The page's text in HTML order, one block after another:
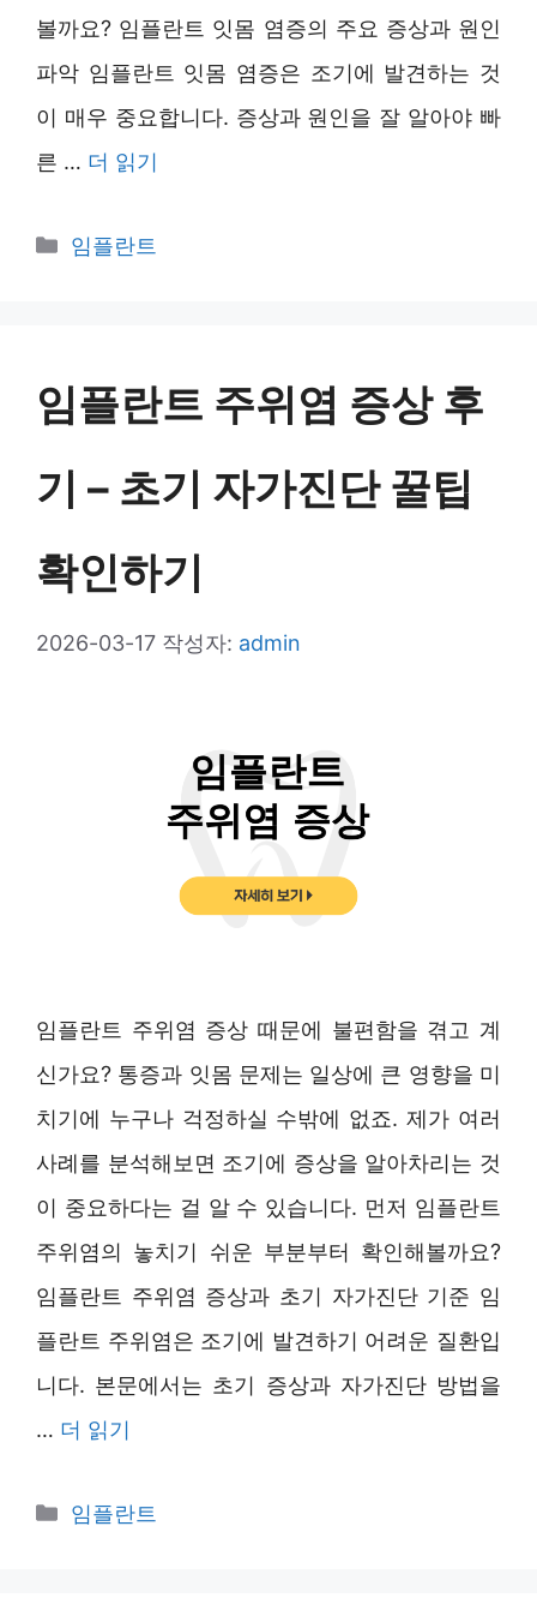
볼까요? 임플란트 잇몸 염증의 주요 증상과 원인
파악 임플란트 잇몸 염증은 조기에 발견하는 것
이 매우 중요합니다. 증상과 원인을 잘 알아야 빠
른 … 더 읽기
카
임플란트
임플란트 주위염 증상 후
기 – 초기 자가진단 꿀팁
확인하기
2026-03-17 작성자: admin
임플란트 주위염 증상 때문에 불편함을 겪고 계
신가요? 통증과 잇몸 문제는 일상에 큰 영향을 미
치기에 누구나 걱정하실 수밖에 없죠. 제가 여러
사례를 분석해보면 조기에 증상을 알아차리는 것
이 중요하다는 걸 알 수 있습니다. 먼저 임플란트
주위염의 놓치기 쉬운 부분부터 확인해볼까요?
임플란트 주위염 증상과 초기 자가진단 기준 임
플란트 주위염은 조기에 발견하기 어려운 질환입
니다. 본문에서는 초기 증상과 자가진단 방법을
… 더 읽기
카
임플란트